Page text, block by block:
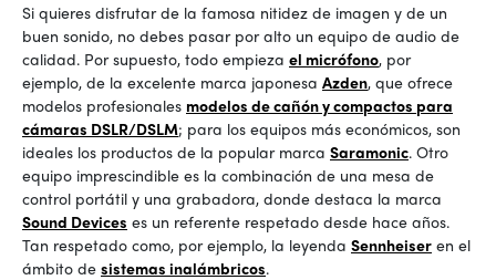
Si quieres disfrutar de la famosa nitidez de imagen y de un
buen sonido, no debes pasar por alto un equipo de audio de
calidad. Por supuesto, todo empieza el micrófono, por
ejemplo, de la excelente marca japonesa Azden, que ofrece
modelos profesionales modelos de cañón y compactos para
cámaras DSLR/DSLM; para los equipos más económicos, son
ideales los productos de la popular marca Saramonic. Otro
equipo imprescindible es la combinación de una mesa de
control portátil y una grabadora, donde destaca la marca
Sound Devices es un referente respetado desde hace años.
Tan respetado como, por ejemplo, la leyenda Sennheiser en el
ámbito de sistemas inalámbricos.